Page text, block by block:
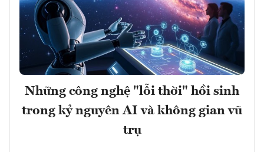
Những công nghệ "lỗi thời" hồi sinh
trong kỷ nguyên AI và không gian vũ
trụ